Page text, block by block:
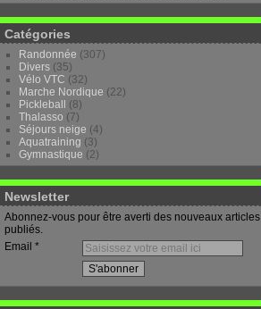
Catégories
Randonnée (307)
Divers (35)
Vélo VTC (32)
Marche Nordique (22)
Pickleball
(8)
Thalasso (7)
Séjours neige (4)
Aquatraining (3)
Gymnastique (2)
Newsletter
Abonnez-vous pour être averti des nouveaux articles
publiés.
Email